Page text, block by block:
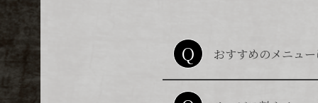
Q おすすめのメニュ
A
一番全員におすす